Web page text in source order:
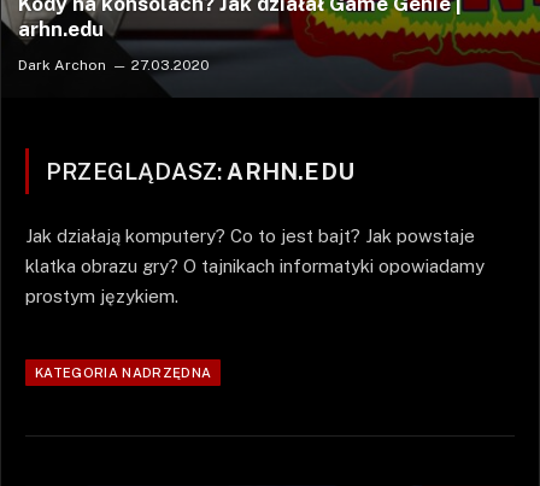
arhn.edu
Dark Archon 27.03.2020
PRZEGLĄDASZ: ARHN.EDU
Jak działają komputery? Co to jest bajt? Jak powstaje
klatka obrazu gry? O tajnikach informatyki opowiadamy
prostym językiem.
KATEGORIA NADRZĘDNA